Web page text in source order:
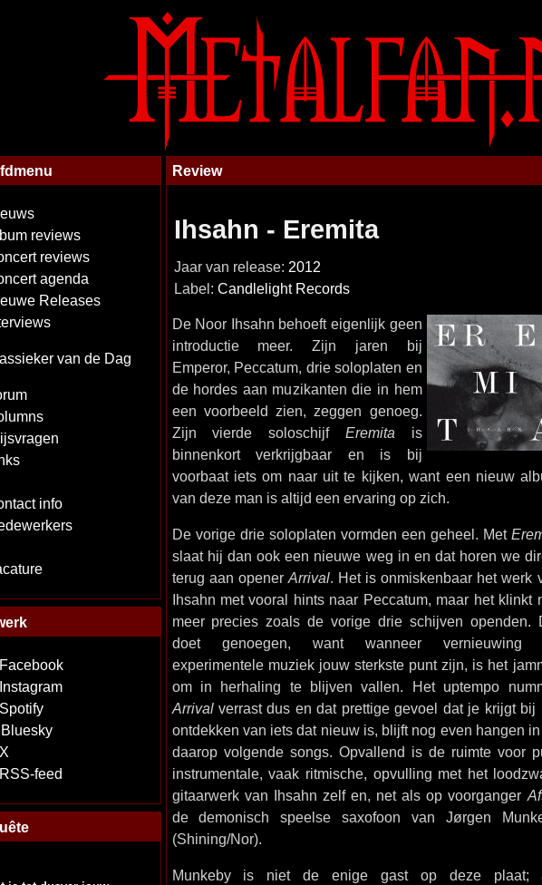
reviews
reviews
agenda
Releases
van de Dag
info
Facebook
Instagram
Spotify
Bluesky
X
RSS-feed
Review
Ihsahn - Eremita
Jaar van release: 2012
Label: Candlelight Records
De Noor Ihsahn behoeft eigenlijk geen
introductie meer. Zijn jaren bij
Emperor, Peccatum, drie soloplaten en
de hordes aan muzikanten die in hem
een voorbeeld zien, zeggen genoeg.
Zijn vierde soloschijf Eremita is
binnenkort verkrijgbaar en is bij
voorbaat iets om naar uit te kijken, want een nieuw
van deze man is altijd een ervaring op zich.
De vorige drie soloplaten vormden een geheel. Met
slaat hij dan ook een nieuwe weg in en dat horen we
terug aan opener Arrival. Het is onmiskenbaar het werk
Ihsahn met vooral hints naar Peccatum, maar het klinkt
meer precies zoals de vorige drie schijven openden.
doet genoegen, want wanneer vernieuwing
experimentele muziek jouw sterkste punt zijn, is het
om in herhaling te blijven vallen. Het uptempo
Arrivalverrast dus en dat prettige gevoel dat je krijgt bij
ontdekken van iets dat nieuw is, blijft nog even hangen
daarop volgende songs. Opvallend is de ruimte voor
instrumentale, vaak ritmische, opvulling met het
gitaarwerk van Ihsahn zelf en, net als op voorganger
de demonisch speelse saxofoon van Jørgen
(Shining/Nor).
Munkeby is niet de enige gast op deze plaat;